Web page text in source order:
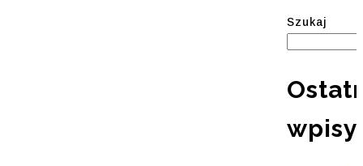
Szukaj
wpisy